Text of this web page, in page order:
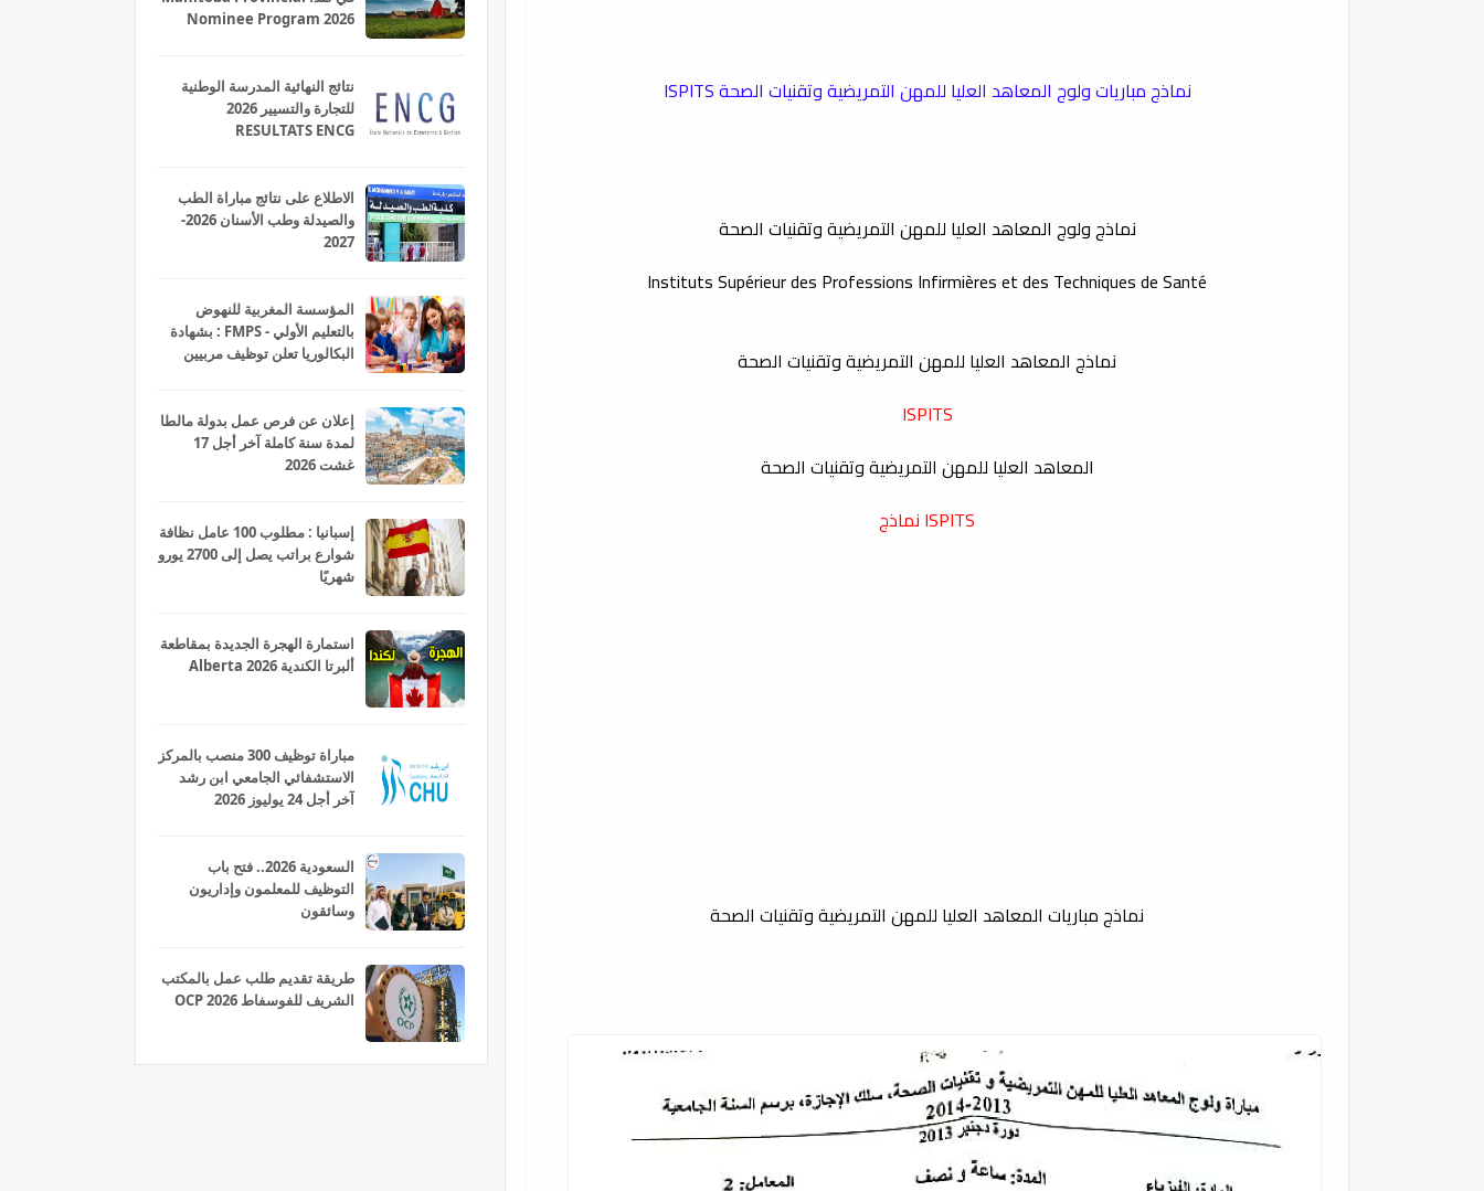
نماذج مباريات ولوج المعاهد العليا للمهن التمريضية وتقنيات الصحة ISPITS
نماذج ولوج المعاهد العليا للمهن التمريضية وتقنيات الصحة
Instituts Supérieur des Professions Infirmières et des Techniques de Santé
نماذج المعاهد العليا للمهن التمريضية وتقنيات الصحة
ISPITS
المعاهد العليا للمهن التمريضية وتقنيات الصحة
ISPITS
نماذج مباريات المعاهد العليا للمهن التمريضية وتقنيات الصحة
Nominee Program 2026
نتائج النهائية المدرسة الوطنية
للتجارة والتسيير 2026
RESULTATS ENCG
الاطلاع على نتائج مباراة الطب
والصيدلة وطب الأسنان 2026-
2027
المؤسسة المغربية للنهوض
بالتعليم الأولي - FMPS : بشهادة
البكالوريا تعلن توظيف مربيين
إعلان عن فرص عمل بدولة مالطا
لمدة سنة كاملة آخر أجل 17
غشت 2026
إسبانيا : مطلوب 100 عامل نظافة
شوارع براتب يصل إلى 2700 يورو
شهريًا
استمارة الهجرة الجديدة بمقاطعة
ألبرتا الكندية Alberta 2026
مباراة توظيف 300 منصب بالمركز
الاستشفائي الجامعي ابن رشد
آخر أجل 24 يوليوز 2026
السعودية 2026.. فتح باب
التوظيف للمعلمون وإداريون
وسائقون
طريقة تقديم طلب عمل بالمكتب
الشريف للفوسفاط OCP 2026